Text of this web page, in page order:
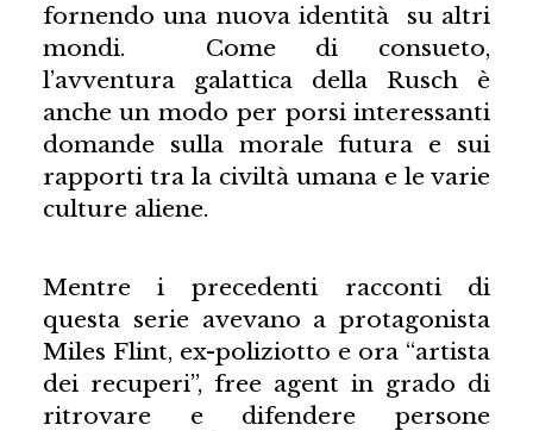
fornendo una nuova identità su altri
mondi. Come di consueto,
l’avventura galattica della Rusch è
anche un modo per porsi interessanti
domande sulla morale futura e sui
rapporti tra la civiltà umana e le varie
culture aliene.
Mentre i precedenti racconti di
questa serie avevano a protagonista
Miles Flint, ex-poliziotto e ora “artista
dei recuperi”, free agent in grado di
ritrovare e difendere persone